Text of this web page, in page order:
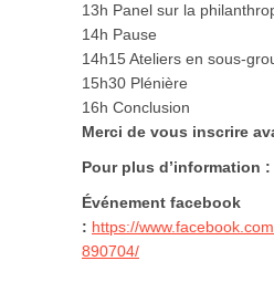
13h Panel sur la
14h Pause
14h15 Ateliers en sous-
15h30 Plénière
16h Conclusion
Merci de vous inscrire
Pour plus d’information :
Événement facebook
: https://
890704/